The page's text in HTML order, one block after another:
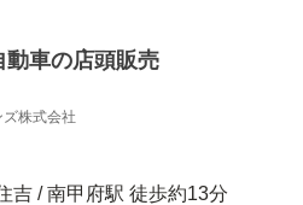
車の店頭販売
株式会社
吉 / 南甲府駅 徒歩約13分